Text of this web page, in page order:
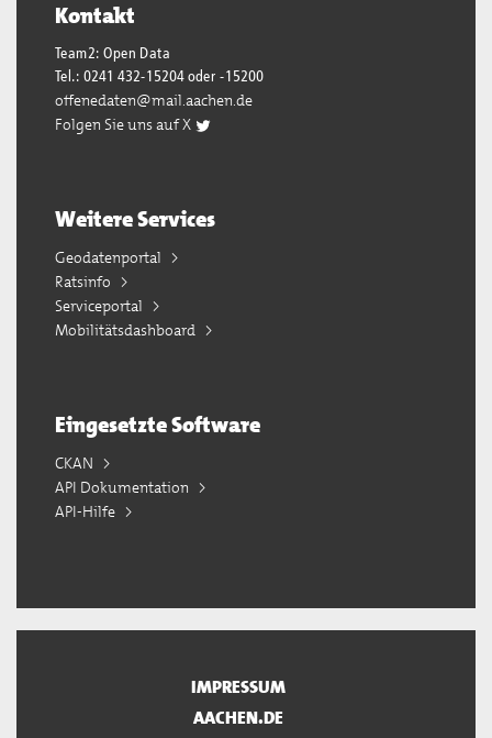
Kontakt
Team2: Open Data
Tel.: 0241 432-15204 oder -15200
offenedaten@mail.aachen.de
Folgen Sie uns auf X
Weitere Services
Geodatenportal
Ratsinfo
Serviceportal
Mobilitätsdashboard
Eingesetzte Software
CKAN
API Dokumentation
API-Hilfe
IMPRESSUM
AACHEN.DE